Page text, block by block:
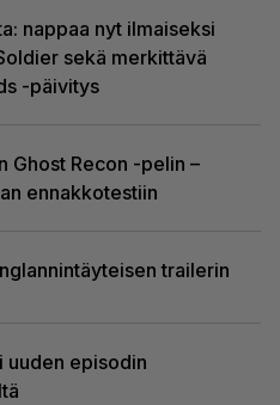
nappaa nyt ilmaiseksi
sekä merkittävä
-päivitys
Ghost Recon -pelin –
ennakkotestiin
trailerin
uuden episodin